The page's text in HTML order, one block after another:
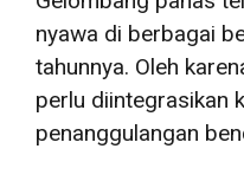
nyawa di berbagai
tahunnya. Oleh
perlu diintegrasikan
penanggulangan